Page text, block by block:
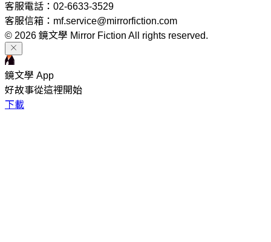
客服電話：02-6633-3529
客服信箱：mf.service@mirrorfiction.com
© 2026 鏡文學 Mirror Fiction All rights reserved.
鏡文學 App
好故事從這裡開始
下載